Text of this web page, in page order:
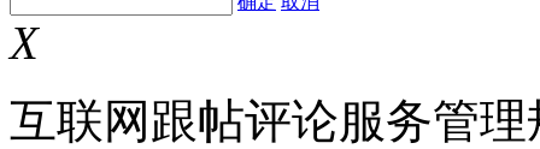
X
互联网跟帖评论服务管理